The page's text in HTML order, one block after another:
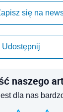
się na
Udostępnij
naszego
dla nas